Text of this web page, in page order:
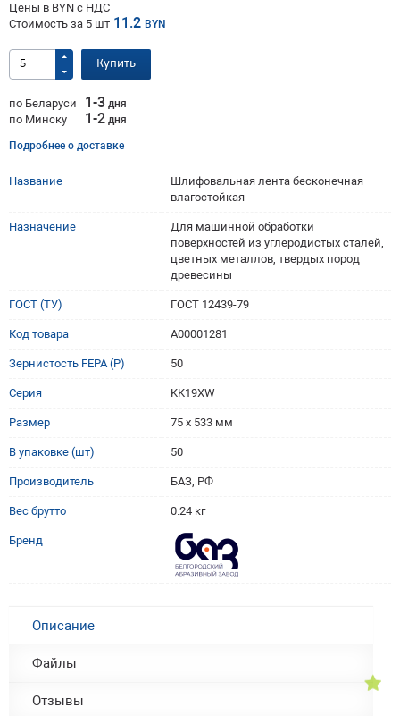
Цены в BYN с НДС
Стоимость за 5 шт 11.2 BYN
Купить
по Беларуси 1-3 дня
по Минску 1-2 дня
Подробнее о доставке
Название
Шлифовальная лента бесконечная
влагостойкая
Назначение
Для машинной обработки
поверхностей из углеродистых сталей,
цветных металлов, твердых пород
древесины
ГОСТ (ТУ) ГОСТ 12439-79
Код товара A00001281
Зернистость FEPA (P) 50
Серия KK19XW
Размер 75 х 533 мм
В упаковке (шт) 50
Производитель БАЗ, РФ
Вес брутто 0.24 кг
Бренд
Описание
Файлы
Отзывы